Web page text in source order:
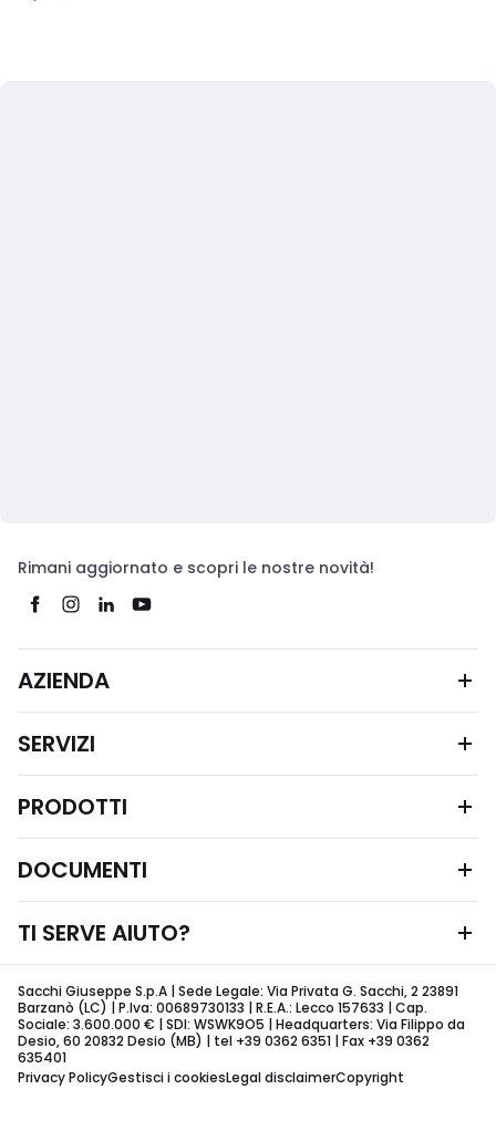
Rimani aggiornato e scopri le nostre novità!
AZIENDA
SERVIZI
PRODOTTI
DOCUMENTI
TI SERVE AIUTO?
Sacchi Giuseppe S.p.A | Sede Legale: Via Privata G. Sacchi, 2 23891
Barzanò (LC) | P.Iva: 00689730133 | R.E.A.: Lecco 157633 | Cap.
Sociale: 3.600.000 € | SDI: WSWK9O5 | Headquarters: Via Filippo da
Desio, 60 20832 Desio (MB) | tel +39 0362 6351 | Fax +39 0362
635401
Privacy PolicyGestisci i cookiesLegal disclaimerCopyright